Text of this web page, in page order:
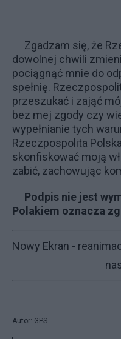
Zgadzam się, że
dowolnej chwili
pociągnąć mnie do
spełnię.
przeszukać i zająć
bez mej zgody czy
wypełnianie tych
Rzeczpospolita
skonfiskować moją
zabić, zachowując
Podpis nie jest
Polakiem oznacza
Nowy Ekran -
Autor: GPS